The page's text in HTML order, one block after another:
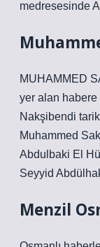
medresesinde
MUHAMMED
yer alan
Nakşibendi
Muhammed
Abdulbaki El
Seyyid
Menzil